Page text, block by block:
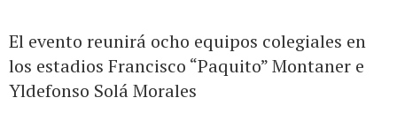
El evento reunirá ocho equipos colegiales en
los estadios Francisco “Paquito” Montaner e
Yldefonso Solá Morales